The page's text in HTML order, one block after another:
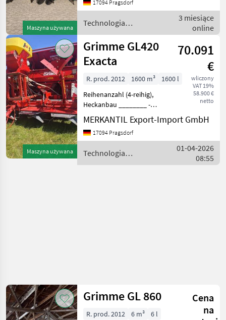
Maszyna używana
Spuranzeiger, mit Tank für
17094 Pragsdorf
Technologia
ziemniaczana / Sonstige
3 miesiące
online
Maszyna używana
Grimme GL420
Exacta
70.091
€
wliczony
VAT 19%
58.900 €
netto
R. prod. 2012 1600 m³
1600 l
Reihenanzahl (4-reihig),
Heckanbau ________ -
Hydraulischer
Elementantrieb -
Bedienterminal VC 50 - GR
Tragwalze (Keilring) vor der
Boden
MERKANTIL Export-Import GmbH
17094 Pragsdorf
Technologia
ziemniaczana / Grimme
01-04-2026
08:55
Grimme GL 860
Cena
na
R. prod. 2012 6 m³ 6 l